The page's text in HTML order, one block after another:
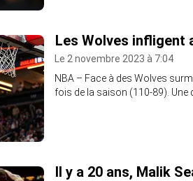
Les Wolves infligent
Le 2 novembre 2023 à 7:04
NBA – Face à des Wolves
fois de la saison (110-89). Une
Il y a 20 ans, Malik